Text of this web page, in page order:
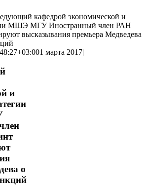
кафедрой экономической и
МШЭ МГУ Иностранный член РАН
высказывания премьера Медведева
1 марта 2017|
и
о